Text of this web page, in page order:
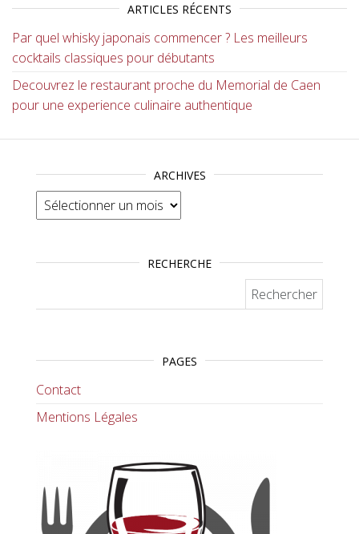
ARTICLES RÉCENTS
Par quel whisky japonais commencer ? Les meilleurs
cocktails classiques pour débutants
Decouvrez le restaurant proche du Memorial de Caen
pour une experience culinaire authentique
ARCHIVES
Archives
RECHERCHE
PAGES
Contact
Mentions Légales